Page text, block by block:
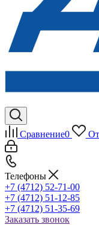
Сравнение0
Телефоны
+7 (4712) 52-71-00
+7 (4712) 51-12-85
+7 (4712) 51-35-69
Заказать звонок